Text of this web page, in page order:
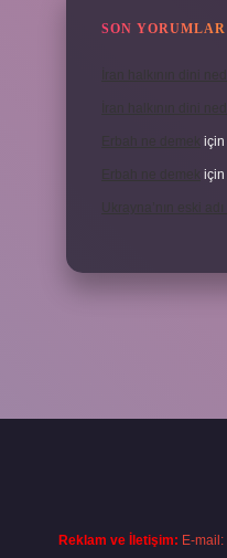
SON YORUMLAR
için
için
Reklam ve İletişim: E-mail: